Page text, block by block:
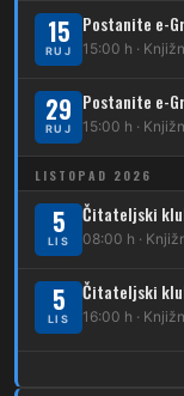
261 Dubec –
262 Dubec –
263 Dubec –
264 Dubec –
267
270 Dubec –
15
RUJ
Postanite e-
15:00 h ·
29
RUJ
Postanite e-
15:00 h ·
LISTOPAD 2026
5
LIS
Čitateljski
08:00 h ·
5
LIS
Čitateljski
16:00 h ·